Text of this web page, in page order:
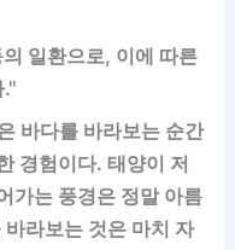
일환으로, 이에 따른
바다를 바라보는 순간
경험이다. 태양이 저
가는 풍경은 정말 아름
라보는 것은 마치 자